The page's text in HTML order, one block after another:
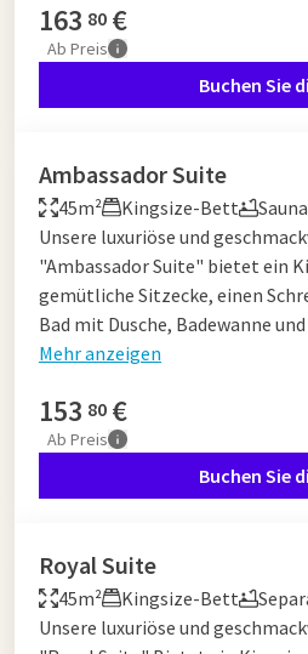
163 80 €
Ab Preis
Buchen Sie
Ambassador Suite
45m² Kingsize-Bett
Sauna
Unsere luxuriöse und
"Ambassador Suite" bietet ein
gemütliche Sitzecke, einen
Bad mit Dusche, Badewanne und
Mehr anzeigen
153 80 €
Ab Preis
Buchen Sie
Royal Suite
45m² Kingsize-Bett
Unsere luxuriöse und